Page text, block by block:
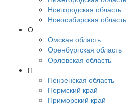
Новгородская область
Новосибирская область
О
Омская область
Оренбургская область
Орловская область
П
Пензенская область
Пермский край
Приморский край